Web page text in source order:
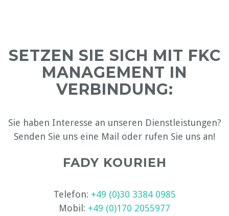
SETZEN SIE SICH MIT FKC
MANAGEMENT IN
VERBINDUNG:
Sie haben Interesse an unseren Dienstleistungen?
Senden Sie uns eine Mail oder rufen Sie uns an!
FADY KOURIEH
Telefon: +49 (0)30 3384 0985
Mobil: +49 (0)170 2055977